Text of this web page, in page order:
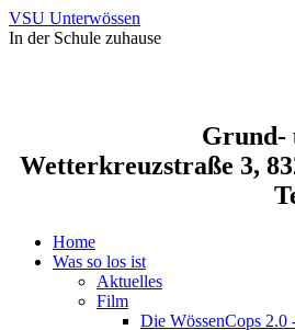
VSU Unterwössen
In der Schule zuhause
Grund-
Wetterkreuzstraße 3,
Home
Was so los ist
Aktuelles
Film
Die WössenCops 2.0